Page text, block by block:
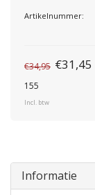
Artikelnummer:
€34,95 €31,45
155
Incl. btw
Informatie